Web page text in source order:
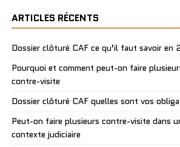
ARTICLES RÉCENTS
Dossier clôturé CAF ce qu’il faut savoir en
Pourquoi et comment peut-on faire
contre-visite
Dossier clôturé CAF quelles sont vos
Peut-on faire plusieurs contre-visite dans
contexte judiciaire